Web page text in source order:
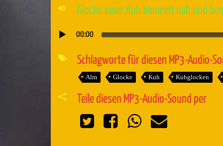
Glocke einer Kuh bimmelt nah und
Audio-
Player
00:00
Schlagworte für diesen MP3-Audio-
Alm Glocke Kuh Kuhglocken
Teile diesen MP3-Audio-Sound per